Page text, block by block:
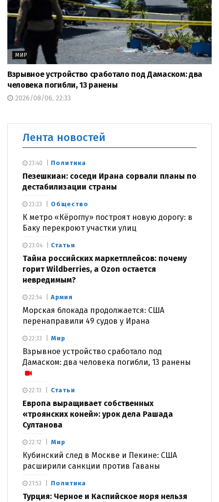
МИР
Взрывное устройство сработало под Дамаском: два
человека погибли, 13 ранены
2026/08/06, 22:33
Лента новостей
Политика
Пезешкиан: соседи Ирана сорвали планы по
дестабилизации страны
23:40
Общество
К метро «Кёроглу» построят новую дорогу: в
Баку перекроют участки улиц
23:23
Статьи
Тайна российских маркетплейсов: почему
горит Wildberries, а Ozon остается
невредимым?
23:04
Армия
Морская блокада продолжается: США
перенаправили 49 судов у Ирана
22:54
Мир
Взрывное устройство сработало под
Дамаском: два человека погибли, 13 ранены
22:33
Статьи
Европа выращивает собственных
«троянских коней»: урок дела Рашада
Султанова
22:13
Мир
Кубинский след в Москве и Пекине: США
расширили санкции против Гаваны
22:12
Политика
Турция: Черное и Каспийское моря нельзя
21:53